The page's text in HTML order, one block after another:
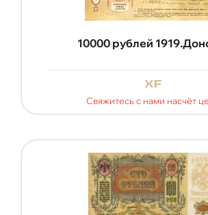
10000 рублей
xf
Свяжитесь с нами насчёт